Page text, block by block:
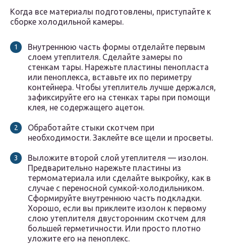
Когда все материалы подготовлены, приступайте к
сборке холодильной камеры.
Внутреннюю часть формы отделайте первым
слоем утеплителя. Сделайте замеры по
стенкам тары. Нарежьте пластины пенопласта
или пеноплекса, вставьте их по периметру
контейнера. Чтобы утеплитель лучше держался,
зафиксируйте его на стенках тары при помощи
клея, не содержащего ацетон.
Обработайте стыки скотчем при
необходимости. Заклейте все щели и просветы.
Выложите второй слой утеплителя — изолон.
Предварительно нарежьте пластины из
термоматериала или сделайте выкройку, как в
случае с переносной сумкой-холодильником.
Сформируйте внутреннюю часть подкладки.
Хорошо, если вы приклеите изолон к первому
слою утеплителя двусторонним скотчем для
большей герметичности. Или просто плотно
уложите его на пеноплекс.